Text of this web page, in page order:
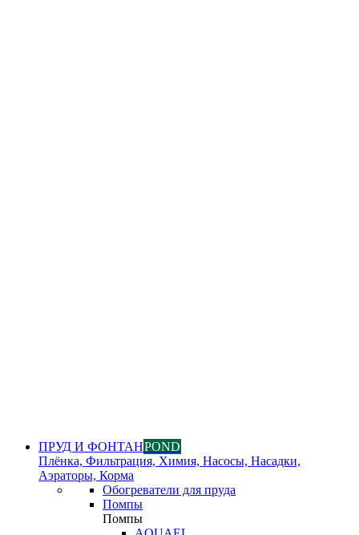
ПРУД И ФОНТАНPOND
Плёнка, Фильтрация, Химия, Насосы, Насадки,
Аэраторы, Корма
Обогреватели для пруда
Помпы
Помпы